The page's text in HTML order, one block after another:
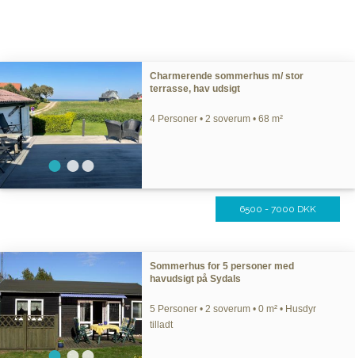
Charmerende sommerhus m/ stor
terrasse, hav udsigt
4 Personer • 2 soverum • 68 m²
6500 - 7000 DKK
Sommerhus for 5 personer med
havudsigt på Sydals
5 Personer • 2 soverum • 0 m² • Husdyr
tilladt